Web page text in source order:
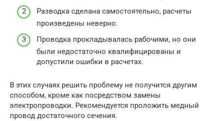
Разводка сделана самостоятельно, расчеты
произведены неверно.
Проводка прокладывалась рабочими, но они
были недостаточно квалифицированы и
допустили ошибки в расчетах.
В этих случаях решить проблему не получится другим
способом, кроме как посредством замены
электропроводки. Рекомендуется проложить медный
провод достаточного сечения.